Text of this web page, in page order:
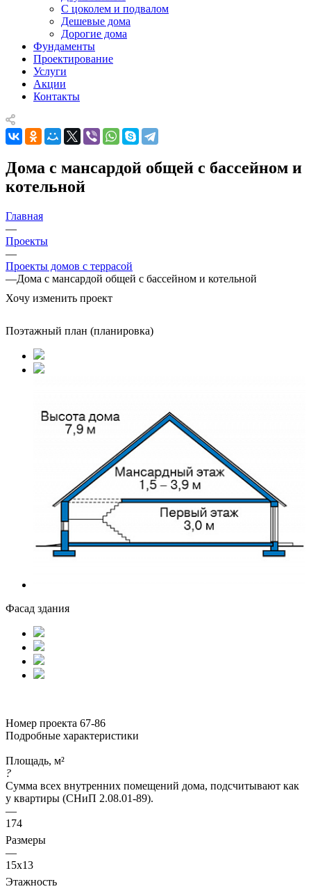
С цоколем и подвалом
Дешевые дома
Дорогие дома
Фундаменты
Проектирование
Услуги
Акции
Контакты
Дома с мансардой общей c бассейном и
котельной
Главная
—
Проекты
—
Проекты домов с террасой
—Дома с мансардой общей c бассейном и котельной
Хочу изменить проект
Поэтажный план (планировка)
Фасад здания
Номер проекта 67-86
Подробные характеристики
Площадь, м²
?
Сумма всех внутренних помещений дома, подсчитывают как
у квартиры (СНиП 2.08.01-89).
—
174
Размеры
—
15x13
Этажность